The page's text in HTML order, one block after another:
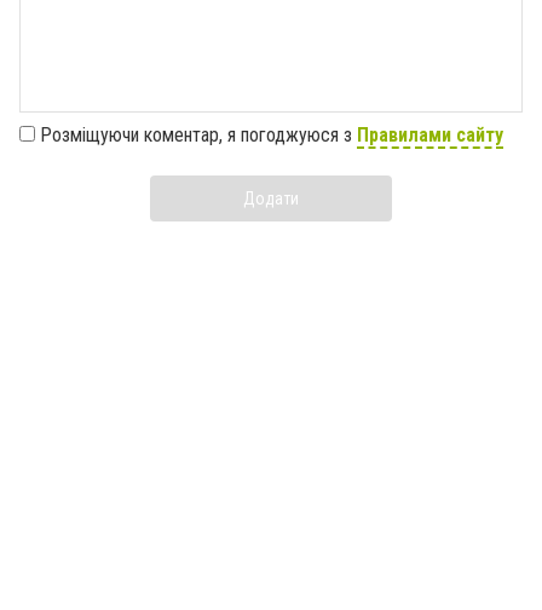
Розміщуючи коментар, я погоджуюся з Правилами сайту
Додати